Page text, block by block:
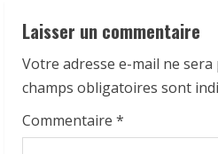
a
d
i
n
Laisser un commentaire
Votre adresse e-mail ne sera
champs obligatoires sont
Commentaire *